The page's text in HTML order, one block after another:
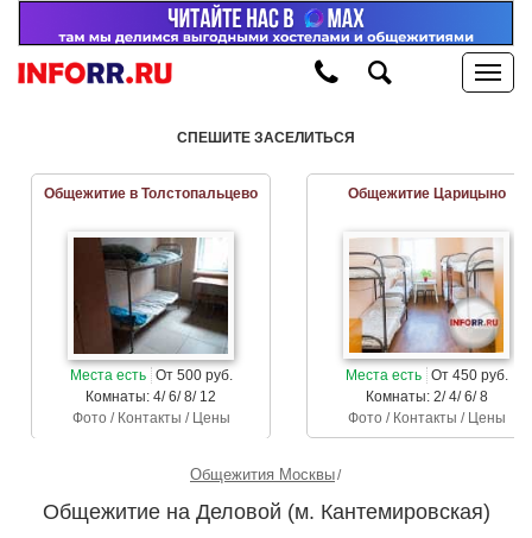
СПЕШИТЕ ЗАСЕЛИТЬСЯ
Общежитие в Толстопальцево
Места есть От 500 руб.
Комнаты: 4/ 6/ 8/ 12
Фото / Контакты / Цены
Общежитие Царицыно
Места есть От 450 руб.
Комнаты: 2/ 4/ 6/ 8
Фото / Контакты / Цены
Общежития Москвы
Общежитие на Деловой (м. Кантемировская)